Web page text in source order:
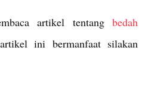
artikel tentang bedah
ini bermanfaat silakan